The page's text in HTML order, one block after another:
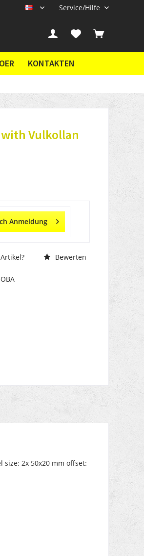
NN Service/Hilfe
KONTAKTEN
Vulkollan
Anmeldung
Bewerten
2x 50x20 mm offset: